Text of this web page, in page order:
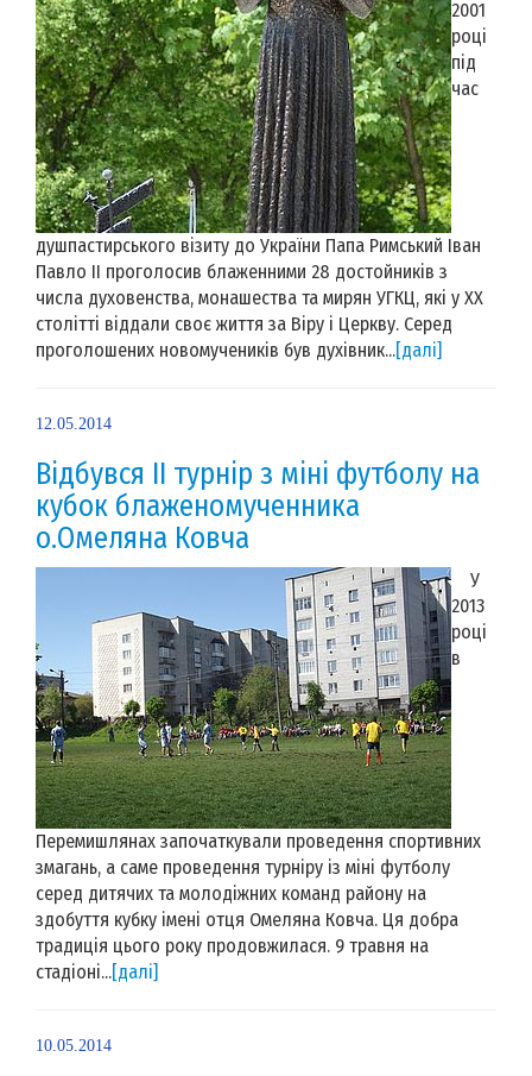
2001
році
під
час
душпастирського візиту до України Папа Римський Іван
Павло ІІ проголосив блаженними 28 достойників з
числа духовенства, монашества та мирян УГКЦ, які у ХХ
столітті віддали своє життя за Віру і Церкву. Серед
проголошених новомучеників був духівник...[далі]
12.05.2014
Відбувся ІІ турнір з міні футболу на
кубок блаженомученника
о.Омеляна Ковча
У
2013
році
в
Перемишлянах започаткували проведення спортивних
змагань, а саме проведення турніру із міні футболу
серед дитячих та молодіжних команд району на
здобуття кубку імені отця Омеляна Ковча. Ця добра
традиція цього року продовжилася. 9 травня на
стадіоні...[далі]
10.05.2014